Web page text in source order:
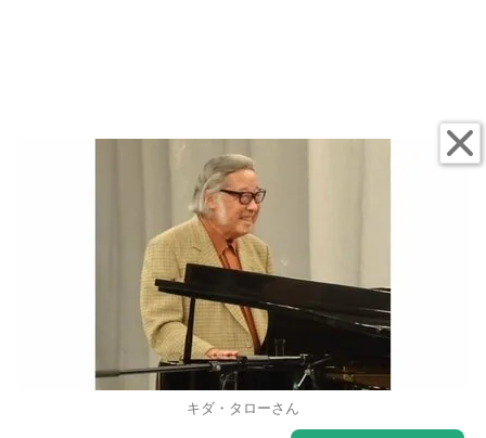
キダ・タローさん